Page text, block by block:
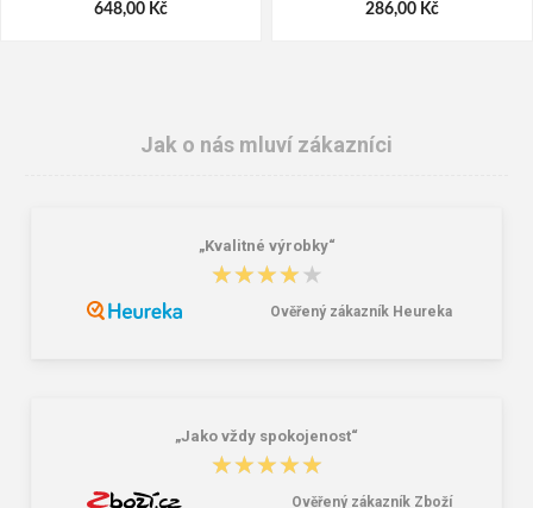
648,00 Kč 286,00 Kč
Jak o nás mluví zákazníci
„Kvalitné výrobky“
★★★★★
★★★★★
Ověřený zákazník Heureka
„Jako vždy spokojenost“
★★★★★
★★★★★
Ověřený zákazník Zboží